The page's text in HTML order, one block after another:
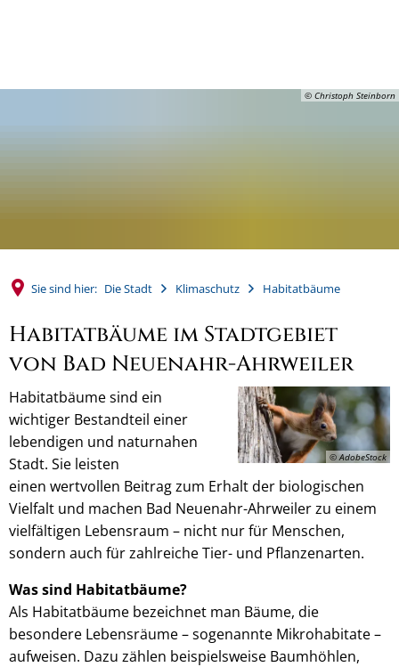
© Christoph Steinborn
Sie sind hier: Die Stadt Klimaschutz Habitatbäume
Habitatbäume im Stadtgebiet
von Bad Neuenahr-Ahrweiler
© AdobeStock
Habitatbäume sind ein
wichtiger Bestandteil einer
lebendigen und naturnahen
Stadt. Sie leisten
einen wertvollen Beitrag zum Erhalt der biologischen
Vielfalt und machen Bad Neuenahr-Ahrweiler zu einem
vielfältigen Lebensraum – nicht nur für Menschen,
sondern auch für zahlreiche Tier- und Pflanzenarten.
Was sind Habitatbäume?
Als Habitatbäume bezeichnet man Bäume, die
besondere Lebensräume – sogenannte Mikrohabitate –
aufweisen. Dazu zählen beispielsweise Baumhöhlen,